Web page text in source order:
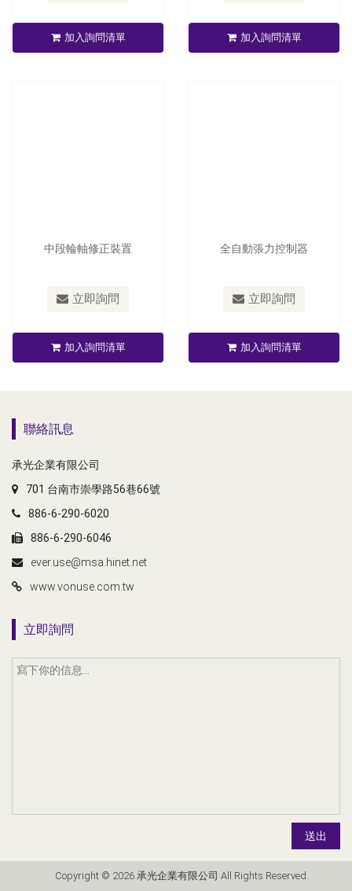
加入詢問清單 加入詢問清單
中段輪軸修正裝置
立即詢問
加入詢問清單
全自動張力控制器
立即詢問
加入詢問清單
聯絡訊息
承光企業有限公司
701 台南市崇學路56巷66號
886-6-290-6020
886-6-290-6046
ever.use@msa.hinet.net
www.vonuse.com.tw
立即詢問
送出
Copyright © 2026 承光企業有限公司 All Rights Reserved.